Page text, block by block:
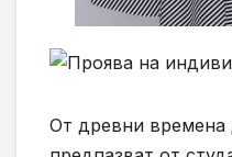
От древни времена